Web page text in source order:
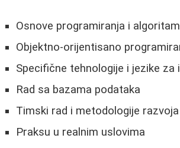
Osnove programiranja i
Objektno-orijentisano
Specifične tehnologije i jezike za
Rad sa bazama podataka
Timski rad i metodologije
Praksu u realnim uslovima